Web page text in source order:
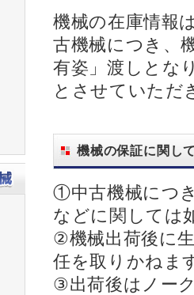
機械の在庫情報
古機械につき、
有姿」渡しとな
とさせていただ
機械の保証に関し
①中古機械につ
などに関しては
②機械出荷後に
任を取りかねま
③出荷後はノー